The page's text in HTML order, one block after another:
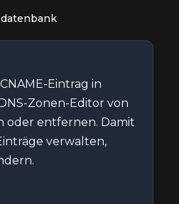
Eintrag in
Zonen-Editor von
oder entfernen. Damit
verwalten,